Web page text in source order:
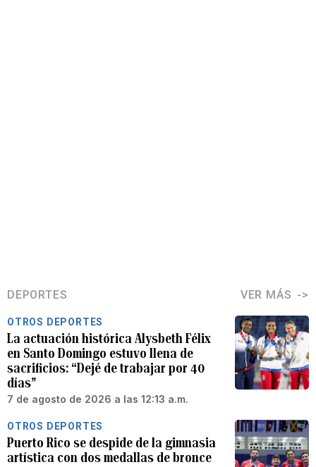
DEPORTES VER MÁS
OTROS DEPORTES
La actuación histórica Alysbeth Félix
en Santo Domingo estuvo llena de
sacrificios: “Dejé de trabajar por 40
días”
7 de agosto de 2026 a las 12:13 a.m.
OTROS DEPORTES
Puerto Rico se despide de la gimnasia
artística con dos medallas de bronce